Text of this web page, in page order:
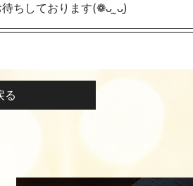
ちしております(❁ᴗ͈ˬᴗ͈)
る